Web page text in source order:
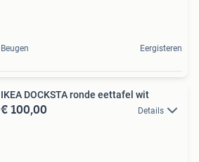
Beugen Eergisteren
IKEA DOCKSTA ronde eettafel wit
€ 100,00 Details